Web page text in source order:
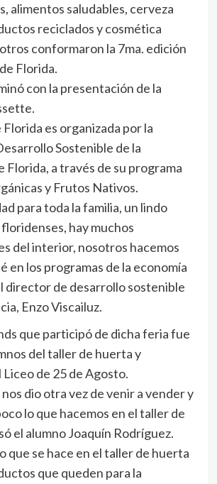
alimentos saludables, cerveza
reciclados y cosmética
conformaron la 7ma. edición
Florida.
con la presentación de la
Florida es organizada por la
Sostenible de la
Florida, a través de su programa
y Frutos Nativos.
para toda la familia, un lindo
hay muchos
del interior, nosotros hacemos
en los programas de la economía
director de desarrollo sostenible
Enzo Viscailuz.
que participó de dicha feria fue
del taller de huerta y
de 25 de Agosto.
dio otra vez de venir a vender y
lo que hacemos en el taller de
el alumno Joaquín Rodríguez.
que se hace en el taller de huerta
que queden para la